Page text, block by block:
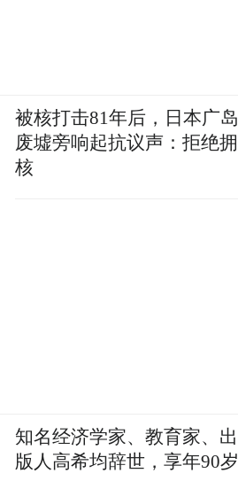
被核打击81年后，日本广岛
废墟旁响起抗议声：拒绝拥
核
知名经济学家、教育家、出
版人高希均辞世，享年90岁